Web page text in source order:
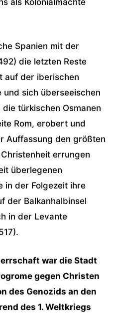
als Kolonialmächte
Spanien mit der
die letzten Reste
auf der iberischen
sich überseeischen
türkischen Osmanen
Rom, erobert und
Auffassung den größten
errungen
überlegenen
in der Folgezeit ihre
der Balkanhalbinsel
in der Levante
war die Stadt
gegen Christen
des Genozids an den
des 1. Weltkriegs